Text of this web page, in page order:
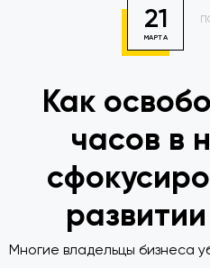
21
МАРТА
Как
часов в
Многие владельцы бизнеса